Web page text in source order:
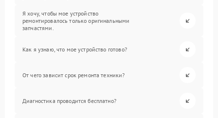
Я хочу, чтобы мое устройство
ремонтировалось только оригинальными
запчастями.
Как я узнаю, что мое устройство готово?
От чего зависит срок ремонта техники?
Диагностика проводится бесплатно?